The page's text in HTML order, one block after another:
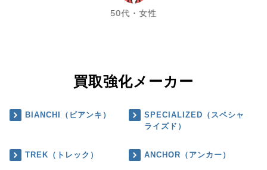
50代・女性
買取強化メーカー
BIANCHI（ビアンキ）
SPECIALIZED（スペシャ
ライズド）
TREK（トレック） ANCHOR（アンカー）